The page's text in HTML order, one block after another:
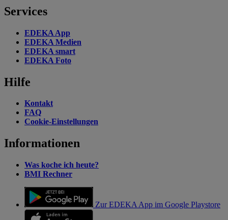
Services
EDEKA App
EDEKA Medien
EDEKA smart
EDEKA Foto
Hilfe
Kontakt
FAQ
Cookie-Einstellungen
Informationen
Was koche ich heute?
BMI Rechner
Zur EDEKA App im Google Playstore